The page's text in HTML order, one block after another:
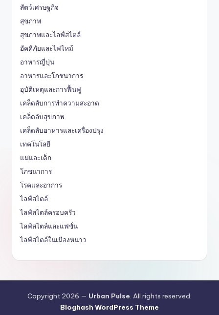
สัตว์เศรษฐกิจ
สุขภาพ
สุขภาพและไลฟ์สไตล์
อัคคีภัยและไฟไหม้
อาหารญี่ปุ่น
อาหารและโภชนาการ
อุบัติเหตุและการฟื้นฟู
เคล็ดลับการทำความสะอาด
เคล็ดลับสุขภาพ
เคล็ดลับอาหารและเครื่องปรุง
เทคโนโลยี
แม่และเด็ก
โภชนาการ
โรคและอาการ
ไลฟ์สไตล์
ไลฟ์สไตล์ครอบครัว
ไลฟ์สไตล์และแฟชั่น
ไลฟ์สไตล์ในเมืองหนาว
Copyright 2026 — Urban Pulse. All rights reserved.
Bloghash WordPress Theme